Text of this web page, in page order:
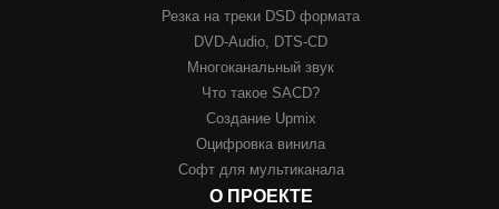
Резка на треки DSD формата
DVD-Audio, DTS-CD
Многоканальный звук
Что такое SACD?
Создание Upmix
Оцифровка винила
Софт для мультиканала
О ПРОЕКТЕ